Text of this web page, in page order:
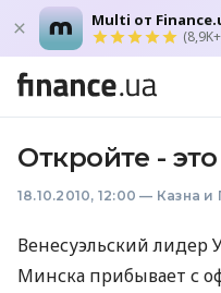
Multi от
Откройте -
18.10.2010, 12:00 — Казна и
Венесуэльский лидер
Минска прибывает с